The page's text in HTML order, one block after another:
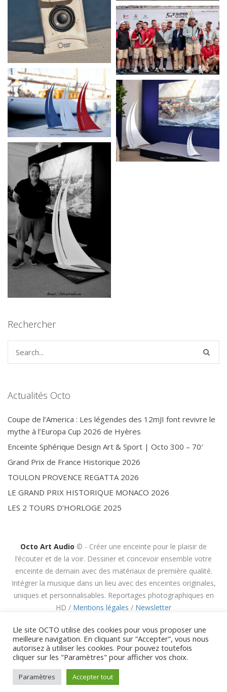
Rechercher
Actualités Octo
Coupe de l’America : Les légendes des 12mJI font revivre le
mythe à l’Europa Cup 2026 de Hyères
Enceinte Sphérique Design Art & Sport | Octo 300 – 70′
Grand Prix de France Historique 2026
TOULON PROVENCE REGATTA 2026
LE GRAND PRIX HISTORIQUE MONACO 2026
LES 2 TOURS D’HORLOGE 2025
Octo Art Audio © - Créer une enceinte pour le plaisir de
l’écouter et de la voir. Dessiner et concevoir ensemble votre
enceinte de demain avec des matériaux de première qualité.
Intégrer la musique dans un lieu avec des enceintes originales,
uniques et personnalisables. Reportages photographiques en
HD / Mentions légales / Newsletter
Lle site OCTO utilise des cookies pour vous proposer une
meilleure navigation. En cliquant sur “Accepter”, vous nous
autorisez à utiliser les cookies. Pour pouvez toutefois
cliquer sur les "Paramètres" pour afficher vos choix.
Paramètres Accepter tout